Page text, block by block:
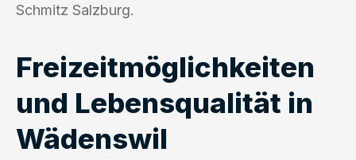
Schmitz Salzburg.
Freizeitmöglichkeiten
und Lebensqualität in
Wädenswil